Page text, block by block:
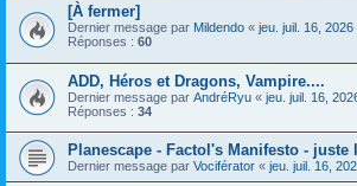
[À fermer]
Dernier message par Mildendo « jeu. juil. 16, 2026
Réponses : 60
ADD, Héros et Dragons, Vampire....
Dernier message par AndréRyu « jeu. juil. 16,
Réponses : 34
Planescape - Factol's Manifesto - juste
Dernier message par Vociférator « jeu. juil. 16,